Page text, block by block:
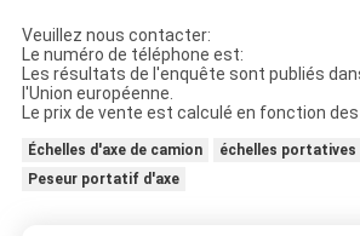
Veuillez nous contacter:
Le numéro de téléphone est:
Les résultats de l'enquête sont publiés
l'Union européenne.
Le prix de vente est calculé en fonction des
Échelles d'axe de camion
échelles portatives
Peseur portatif d'axe